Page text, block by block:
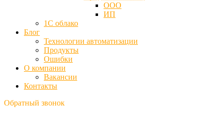
ООО
ИП
1С облако
Блог
Технологии автоматизации
Продукты
Ошибки
О компании
Вакансии
Контакты
Обратный звонок